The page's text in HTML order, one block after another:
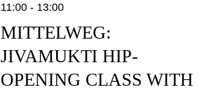
MITTELWEG:
JIVAMUKTI HIP-
OPENING CLASS WITH
11:00 - 13:00